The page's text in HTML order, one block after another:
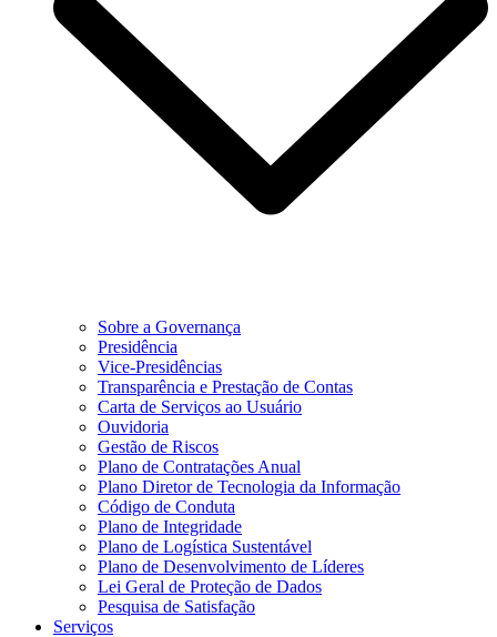
Sobre a Governança
Presidência
Vice-Presidências
Transparência e Prestação de Contas
Carta de Serviços ao Usuário
Ouvidoria
Gestão de Riscos
Plano de Contratações Anual
Plano Diretor de Tecnologia da Informação
Código de Conduta
Plano de Integridade
Plano de Logística Sustentável
Plano de Desenvolvimento de Líderes
Lei Geral de Proteção de Dados
Pesquisa de Satisfação
Serviços